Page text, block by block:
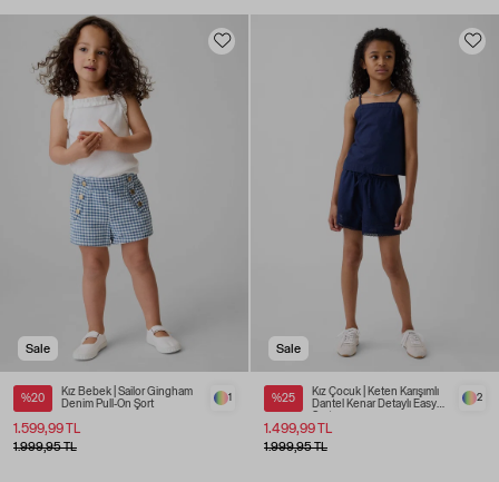
Sale
%20
Kız Bebek | Sailor Gingham
Denim Pull-On Şort
1.599,99 TL
1
1.999,95 TL
Sale
%25
Kız Çocuk | Keten Karışımlı
Dantel Kenar Detaylı Easy
Şort
1.499,99 TL
2
1.999,95 TL